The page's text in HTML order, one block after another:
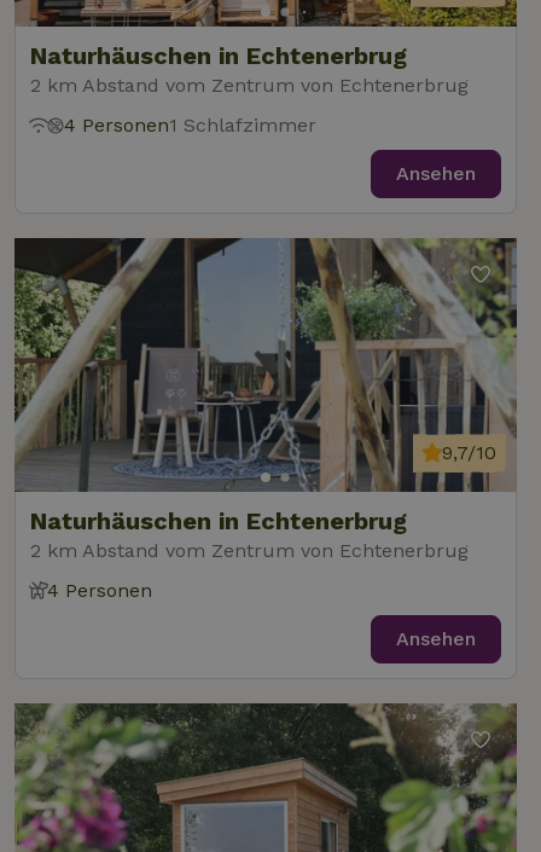
Naturhäuschen in Echtenerbrug
2 km Abstand vom Zentrum von Echtenerbrug
4 Personen1 Schlafzimmer
Ansehen
Naturhäuschen in Echtenerbrug
2 km Abstand vom Zentrum von Echtenerbrug
9,7/10
4 Personen
Ansehen